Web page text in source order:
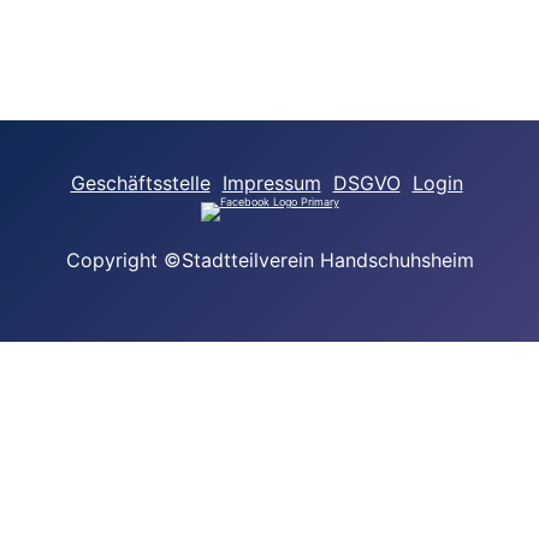
Geschäftsstelle Impressum DSGVO Login
Copyright ©Stadtteilverein Handschuhsheim